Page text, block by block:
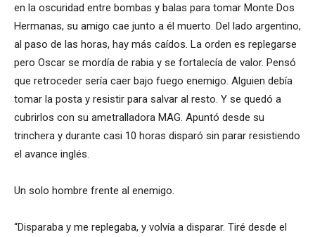
en la oscuridad entre bombas y balas para tomar Monte Dos
Hermanas, su amigo cae junto a él muerto. Del lado argentino,
al paso de las horas, hay más caídos. La orden es replegarse
pero Oscar se mordía de rabia y se fortalecía de valor. Pensó
que retroceder sería caer bajo fuego enemigo. Alguien debía
tomar la posta y resistir para salvar al resto. Y se quedó a
cubrirlos con su ametralladora MAG. Apuntó desde su
trinchera y durante casi 10 horas disparó sin parar resistiendo
el avance inglés.
Un solo hombre frente al enemigo.
“Disparaba y me replegaba, y volvía a disparar. Tiré desde el